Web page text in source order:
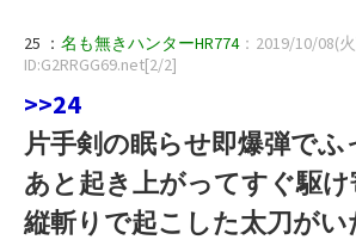
25 ： 名も無きハンターHR774：2019/10/08(
ID:G2RRGG69.net[2/2]
>>24
片手剣の眠らせ即爆弾でふ
あと起き上がってすぐ駆
縦斬りで起こした太刀がい